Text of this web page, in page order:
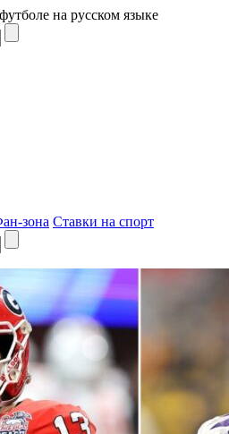
на русском языке
зона Ставки на спорт